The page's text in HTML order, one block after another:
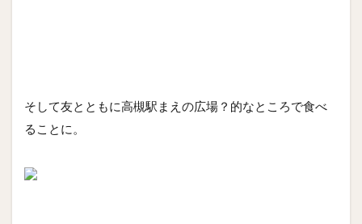
そして友とともに高槻駅まえの広場？的なところで食べ
ることに。